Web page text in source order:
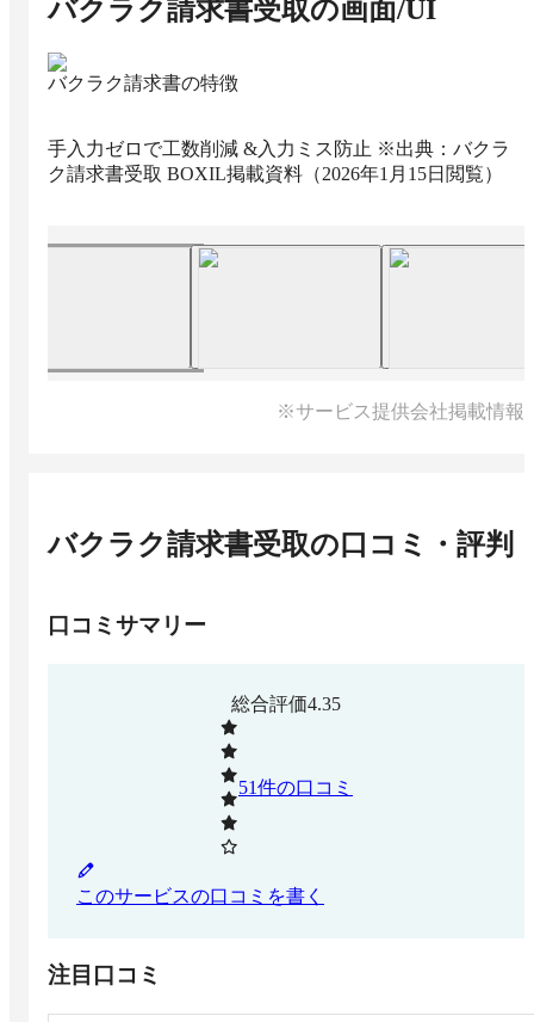
バクラク請求書受取の画面/UI
バクラク請求書の特徴
手入力ゼロで工数削減 &入力ミス防止 ※出典：バクラ
ク請求書受取 BOXIL掲載資料（2026年1月15日閲覧）
※サービス提供会社掲載情報
バクラク請求書受取の口コミ・評判
口コミサマリー
総合評価4.35
51件の口コミ
このサービスの口コミを書く
注目口コミ